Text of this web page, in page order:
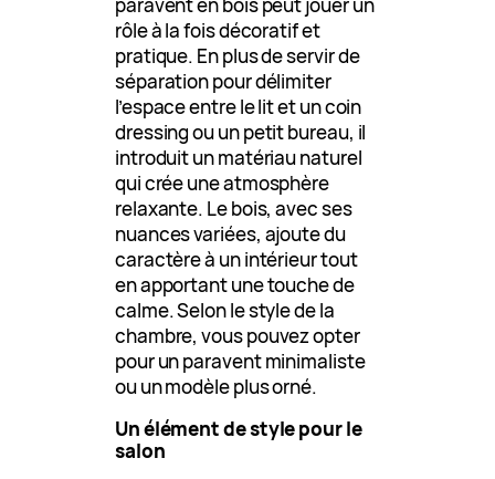
rôle à la fois décoratif et
pratique. En plus de servir de
séparation pour délimiter
l’espace entre le lit et un coin
dressing ou un petit bureau, il
introduit un matériau naturel
qui crée une atmosphère
relaxante. Le bois, avec ses
nuances variées, ajoute du
caractère à un intérieur tout
en apportant une touche de
calme. Selon le style de la
chambre, vous pouvez opter
pour un paravent minimaliste
ou un modèle plus orné.
Un élément de style pour le
salon